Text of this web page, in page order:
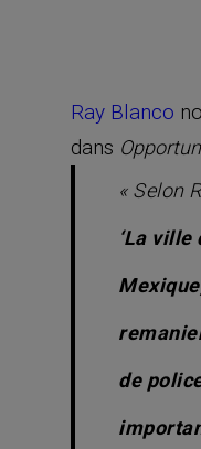
Ray Blanco
dans
« Selon
‘La
de